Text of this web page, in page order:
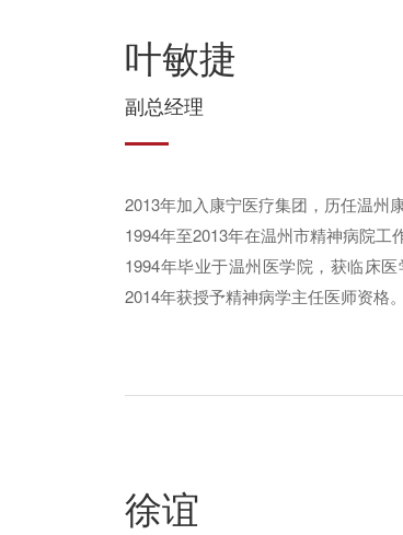
叶敏捷
副总经理
2013年加入康宁医疗集团，历任温州
1994年至2013年在温州市精神病院工
1994年毕业于温州医学院，获临床
2014年获授予精神病学主任医师资格。
徐谊